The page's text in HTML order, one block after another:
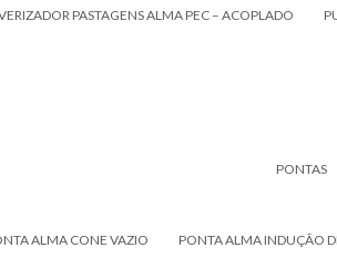
PASTAGENS ALMA PEC – ACOPLADO
PONTAS
ALMA CONE VAZIO PONTA ALMA INDUÇÃO